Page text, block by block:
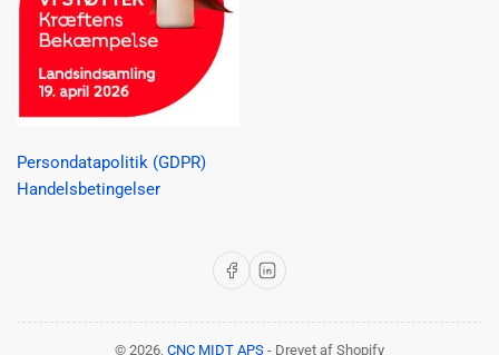
Persondatapolitik (GDPR)
Handelsbetingelser
FacebookLinkedIn
© 2026, CNC MIDT APS - Drevet af Shopify